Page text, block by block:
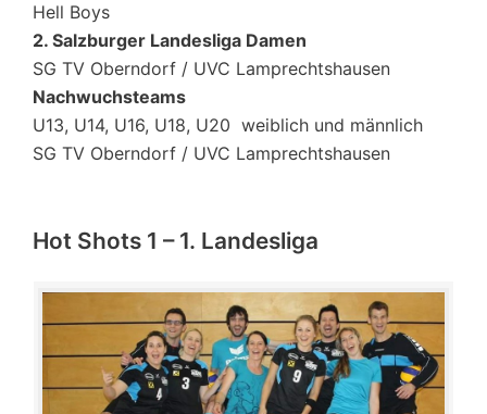
Hell Boys
2. Salzburger Landesliga Damen
SG TV Oberndorf / UVC Lamprechtshausen
Nachwuchsteams
U13, U14, U16, U18, U20 weiblich und männlich
SG TV Oberndorf / UVC Lamprechtshausen
Hot Shots 1 – 1. Landesliga